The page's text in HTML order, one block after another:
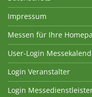
Impressum
Messen für Ihre
User-Login
Login Veranstalter
Login